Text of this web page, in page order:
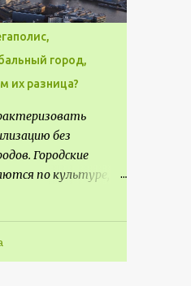
бы свободно
в само заведение.
город,
их разница?
без
Городские
по культуре,
протяжении всего